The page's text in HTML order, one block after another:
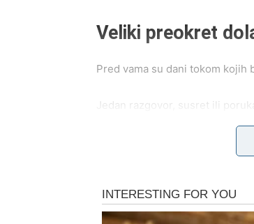
Veliki preokret
Pred vama su dani tokom
Jedan razgovor, susret ili
Mnogi Lavovi će tokom
Ono što je najvažnije jeste